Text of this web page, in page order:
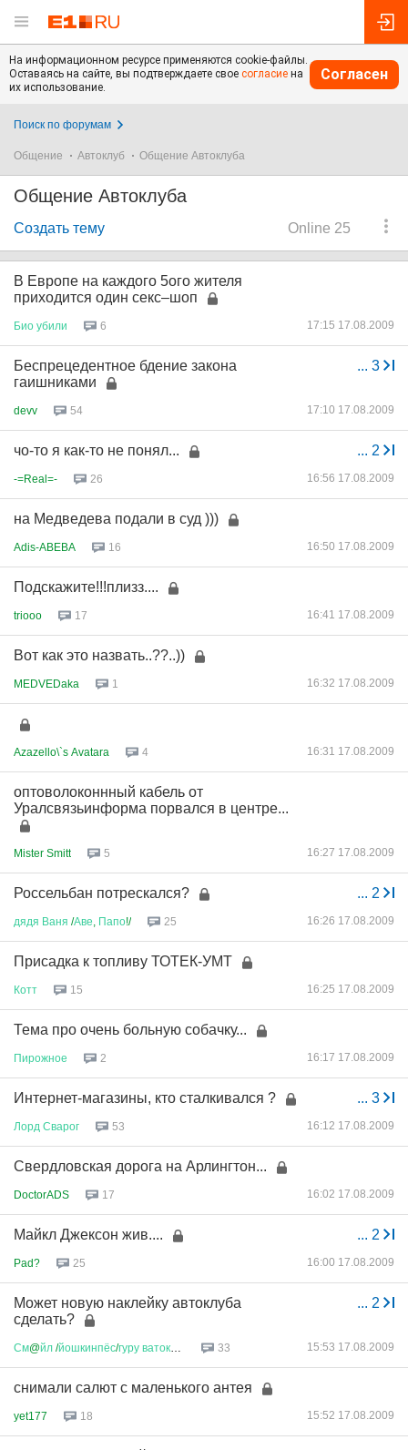
На информационном ресурсе применяются cookie-файлы.
Оставаясь на сайте, вы подтверждаете свое согласие на
их использование.
Согласен
Поиск по форумам
Общение Автоклуб Общение Автоклуба
Общение Автоклуба
Online 25
Создать тему
В Европе на каждого 5ого жителя
приходится один секс–шоп
Био убили 6 17:15 17.08.2009
... 3
Беспрецедентное бдение закона
гаишниками
devv 54 17:10 17.08.2009
... 2
чо-то я как-то не понял...
-=Real=- 26 16:56 17.08.2009
на Медведева подали в суд )))
Adis-ABEBA 16 16:50 17.08.2009
Подскажите!!!плизз....
triooo 17 16:41 17.08.2009
Вот как это назвать..??..))
MEDVEDaka 1 16:32 17.08.2009
Azazello\`s Avatara 4 16:31 17.08.2009
оптоволоконнный кабель от
Уралсвязьинформа порвался в центре...
Mister Smitt 5 16:27 17.08.2009
... 2
Россельбан потрескался?
дядя Ваня /Аве Папо!/ 25 16:26 17.08.2009
Присадка к топливу ТОТЕК-УМТ
Котт 15 16:25 17.08.2009
Тема про очень больную собачку...
Пирожное 2 16:17 17.08.2009
... 3
Интернет-магазины, кто сталкивался ?
Лорд Сварог 53 16:12 17.08.2009
Свердловская дорога на Арлингтон...
DoctorADS 17 16:02 17.08.2009
... 2
Майкл Джексон жив....
Pad? 25 16:00 17.08.2009
... 2
Может новую наклейку автоклуба
сделать?
См@йл /йошкинпёс/гуру ватоката 33 15:53 17.08.2009
снимали салют с маленького антея
yet177 18 15:52 17.08.2009